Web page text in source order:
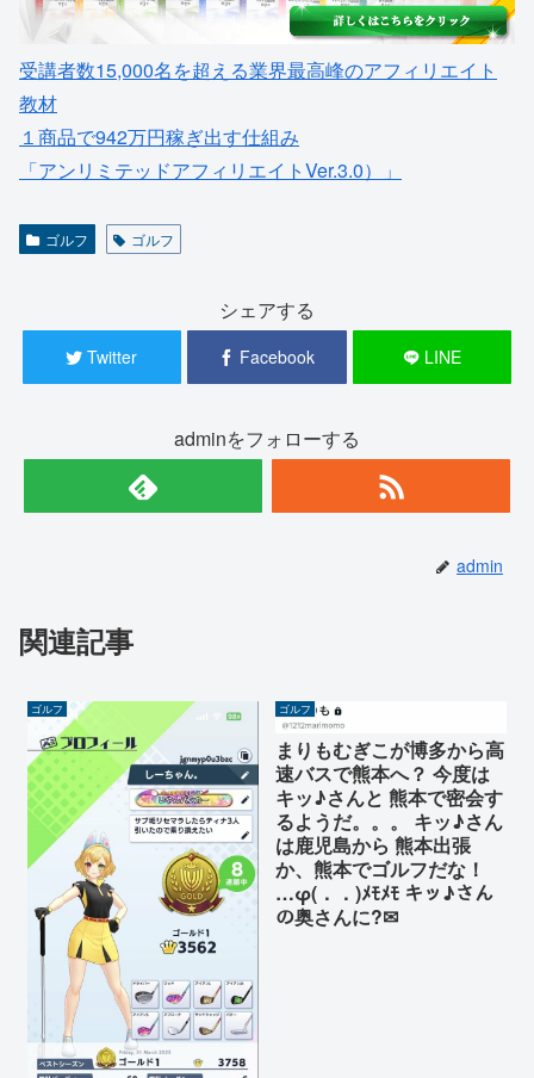
受講者数15,000名を超える業界最高峰のアフィリエイト
教材
１商品で942万円稼ぎ出す仕組み
「アンリミテッドアフィリエイトVer.3.0）」
ゴルフ ゴルフ
シェアする
Twitter Facebook LINE
adminをフォローする
admin
関連記事
ゴルフ ゴルフ
まりもむぎこが博多から高
速バスで熊本へ？ 今度は
キッ♪さんと 熊本で密会す
るようだ。。。 キッ♪さん
は鹿児島から 熊本出張
か、熊本でゴルフだな！
…φ(．．)ﾒﾓﾒﾓ キッ♪さん
の奥さんに?✉